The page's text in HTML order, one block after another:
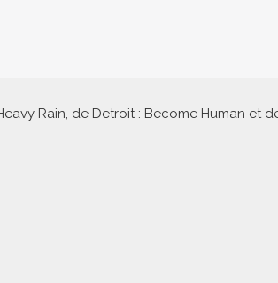
Rain, de Detroit : Become Human et